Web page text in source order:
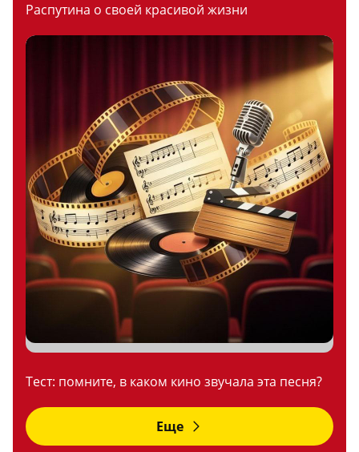
Распутина о своей красивой жизни
Тест: помните, в каком кино звучала эта песня?
Еще